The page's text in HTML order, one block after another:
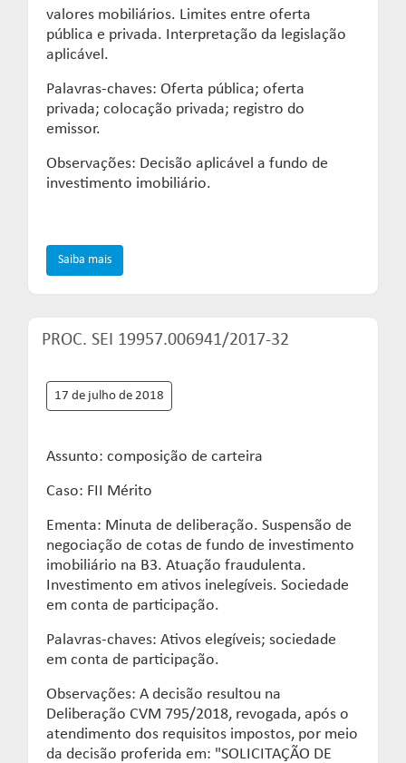
valores mobiliários. Limites entre oferta
pública e privada. Interpretação da legislação
aplicável.
Palavras-chaves: Oferta pública; oferta
privada; colocação privada; registro do
emissor.
Observações: Decisão aplicável a fundo de
investimento imobiliário.
Saiba mais
PROC. SEI 19957.006941/2017-32
17 de julho de 2018
Assunto: composição de carteira
Caso: FII Mérito
Ementa: Minuta de deliberação. Suspensão de
negociação de cotas de fundo de investimento
imobiliário na B3. Atuação fraudulenta.
Investimento em ativos inelegíveis. Sociedade
em conta de participação.
Palavras-chaves: Ativos elegíveis; sociedade
em conta de participação.
Observações: A decisão resultou na
Deliberação CVM 795/2018, revogada, após o
atendimento dos requisitos impostos, por meio
da decisão proferida em: "SOLICITAÇÃO DE